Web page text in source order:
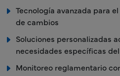
Tecnología avanzada para
de cambios
Soluciones personalizadas
necesidades específicas
Monitoreo reglamentario